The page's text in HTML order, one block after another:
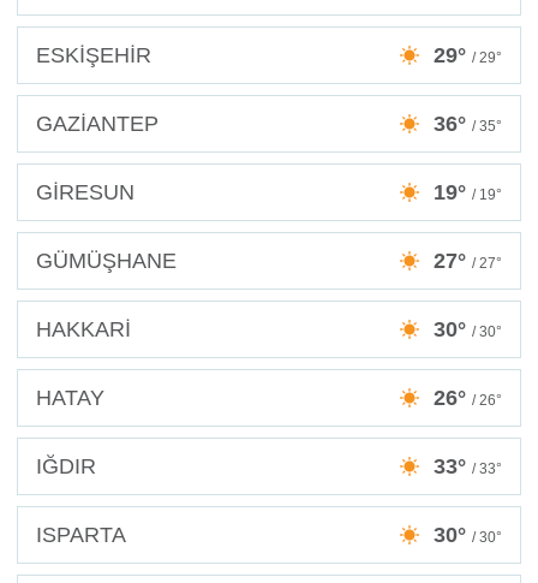
ESKİŞEHİR 29° / 29°
GAZİANTEP 36° / 35°
GİRESUN 19° / 19°
GÜMÜŞHANE 27° / 27°
HAKKARİ 30° / 30°
HATAY 26° / 26°
IĞDIR 33° / 33°
ISPARTA 30° / 30°